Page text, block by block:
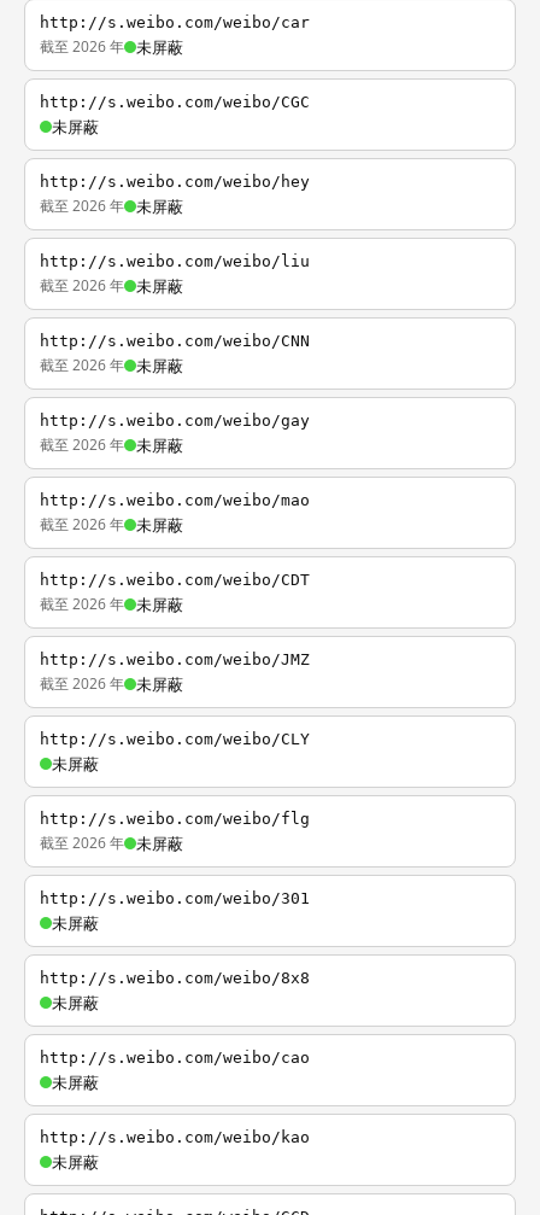
http://s.weibo.com/weibo/car
截至 2026 年 未屏蔽
http://s.weibo.com/weibo/CGC
未屏蔽
http://s.weibo.com/weibo/hey
截至 2026 年 未屏蔽
http://s.weibo.com/weibo/liu
截至 2026 年 未屏蔽
http://s.weibo.com/weibo/CNN
截至 2026 年 未屏蔽
http://s.weibo.com/weibo/gay
截至 2026 年 未屏蔽
http://s.weibo.com/weibo/mao
截至 2026 年 未屏蔽
http://s.weibo.com/weibo/CDT
截至 2026 年 未屏蔽
http://s.weibo.com/weibo/JMZ
截至 2026 年 未屏蔽
http://s.weibo.com/weibo/CLY
未屏蔽
http://s.weibo.com/weibo/flg
截至 2026 年 未屏蔽
http://s.weibo.com/weibo/301
未屏蔽
http://s.weibo.com/weibo/8x8
未屏蔽
http://s.weibo.com/weibo/cao
未屏蔽
http://s.weibo.com/weibo/kao
未屏蔽